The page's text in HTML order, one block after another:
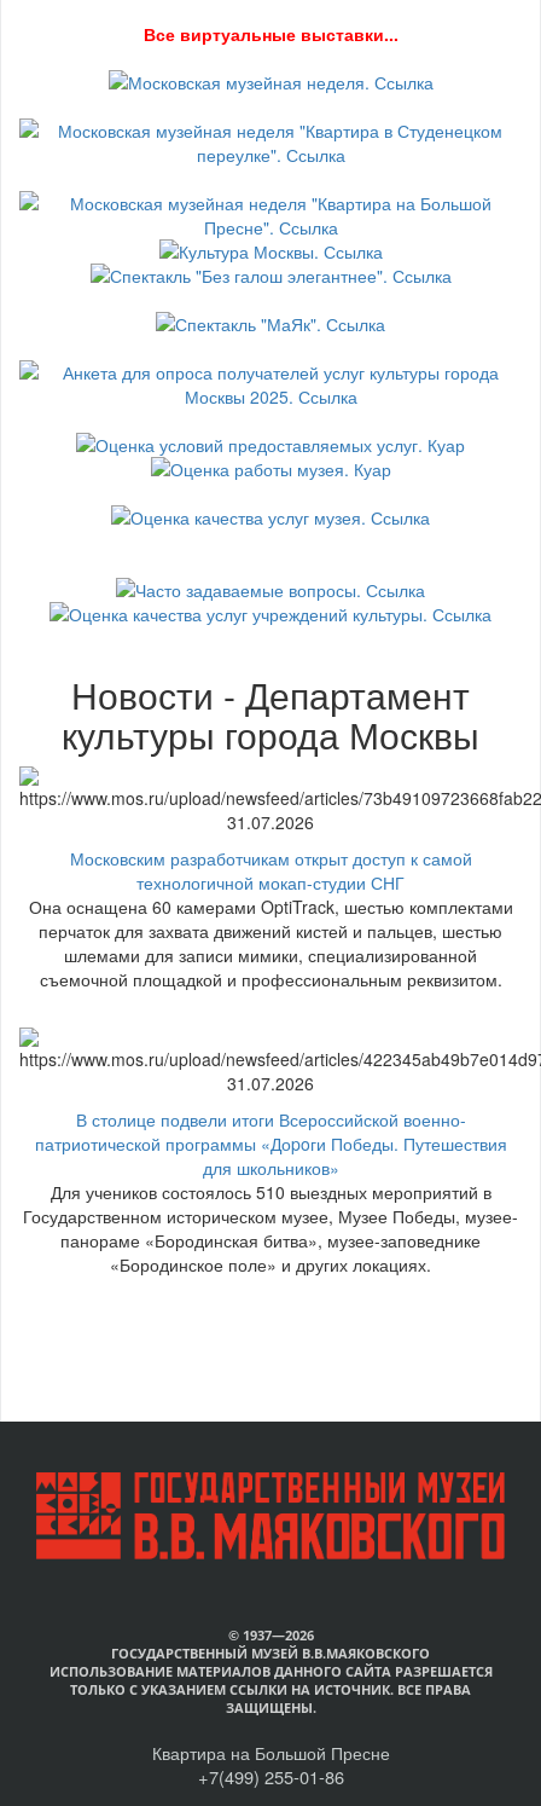
Все виртуальные выставки...
Новости - Департамент
культуры города Москвы
31.07.2026
Московским разработчикам открыт доступ к самой
технологичной мокап-студии СНГ
Она оснащена 60 камерами OptiTrack, шестью комплектами
перчаток для захвата движений кистей и пальцев, шестью
шлемами для записи мимики, специализированной
съемочной площадкой и профессиональным реквизитом.
31.07.2026
В столице подвели итоги Всероссийской военно-
патриотической программы «Доpoги Победы. Путешествия
для школьников»
Для учеников состоялось 510 выездных мероприятий в
Государственном историческом музее, Музее Победы, музее-
панораме «Бородинская битва», музее-заповеднике
«Бородинское поле» и других локациях.
© 1937—2026
ГОСУДАРСТВЕННЫЙ МУЗЕЙ В.В.МАЯКОВСКОГО
ИСПОЛЬЗОВАНИЕ МАТЕРИАЛОВ ДАННОГО САЙТА РАЗРЕШАЕТСЯ
ТОЛЬКО С УКАЗАНИЕМ ССЫЛКИ НА ИСТОЧНИК. ВСЕ ПРАВА
ЗАЩИЩЕНЫ.
Квартира на Большой Пресне
+7(499) 255-01-86